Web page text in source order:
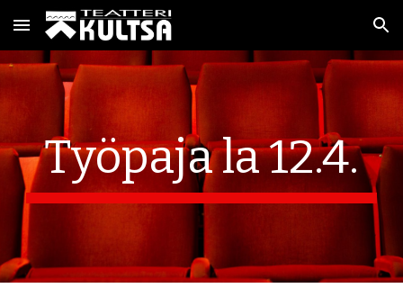
Skip to main content Skip to navigation
Työpaja la 12.4.